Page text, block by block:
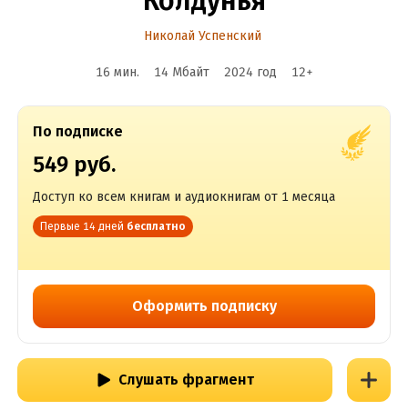
Николай Успенский
16 мин. 14 Мбайт 2024 год 12+
По подписке
549 руб.
Доступ ко всем книгам и аудиокнигам от 1 месяца
Первые 14 дней бесплатно
Оформить подписку
Слушать фрагмент